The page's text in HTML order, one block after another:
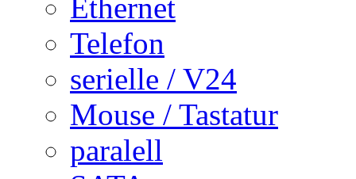
Ethernet
Telefon
serielle / V24
Mouse / Tastatur
paralell